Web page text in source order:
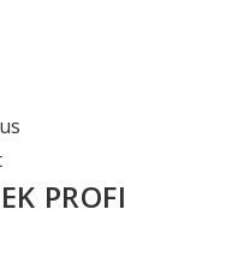
PROFI